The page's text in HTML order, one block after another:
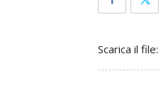
Scarica il file: